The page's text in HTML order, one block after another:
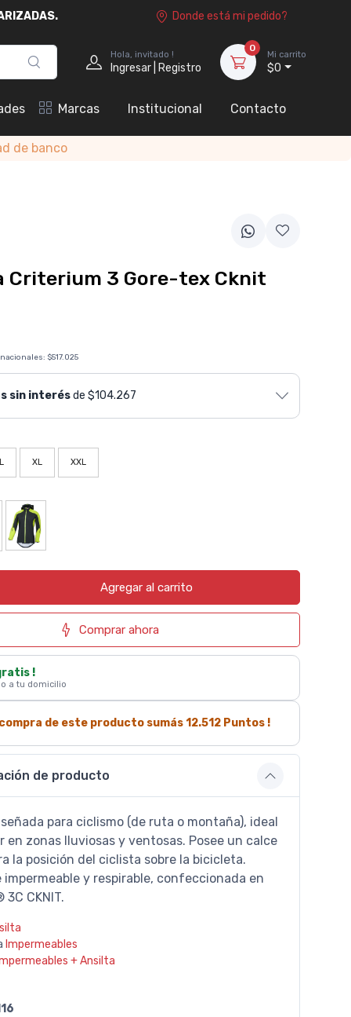
Donde está mi pedido?
Hola, invitado !
Ingresar | Registro
0
Mi carrito
$0
Marcas Institucional Contacto
de banco
Criterium 3 Gore-tex Cknit
$517.025
sin interésde $104.267
L XL XXL
Agregar al carrito
Comprar ahora
!
o a tu domicilio
compra de este producto sumás12.512Puntos !
de producto
para ciclismo (de ruta o montaña), ideal
en zonas lluviosas y ventosas. Posee un calce
la posición del ciclista sobre la bicicleta.
impermeable y respirable, confeccionada en
3C CKNIT.
Impermeables
+ Ansilta